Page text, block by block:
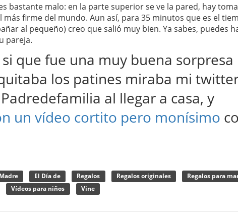
bastante malo: en la parte superior se ve la pared, hay
más firme del mundo. Aun así, para 35 minutos que es el
al pequeño) creo que salió muy bien. Ya sabes, puedes
pareja.
que fue una muy buena sorpresa
los patines miraba mi
al llegar a casa, y
un vídeo cortito pero monísimo
El Día de Regalos Regalos originales
Regalos para
Vídeos para niños Vine